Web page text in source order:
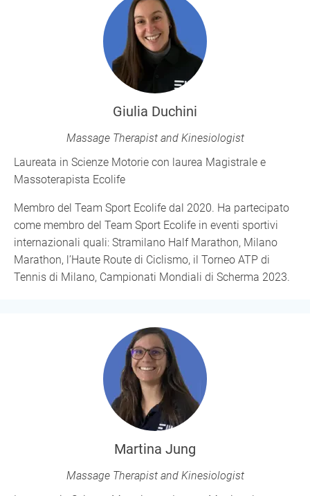
Giulia Duchini
Massage Therapist and Kinesiologist
Laureata in Scienze Motorie con laurea Magistrale e
Massoterapista Ecolife
Membro del Team Sport Ecolife dal 2020. Ha partecipato
come membro del Team Sport Ecolife in eventi sportivi
internazionali quali: Stramilano Half Marathon, Milano
Marathon, l’Haute Route di Ciclismo, il Torneo ATP di
Tennis di Milano, Campionati Mondiali di Scherma 2023.
Martina Jung
Massage Therapist and Kinesiologist